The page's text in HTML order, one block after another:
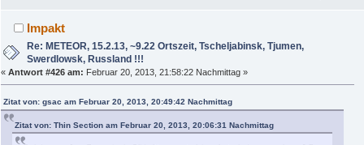
Impakt
Re: METEOR, 15.2.13, ~9.22 Ortszeit, Tscheljabinsk, Tjumen,
Swerdlowsk, Russland !!!
« Antwort #426 am: Februar 20, 2013, 21:58:22 Nachmittag »
Zitat von: gsac am Februar 20, 2013, 20:49:42 Nachmittag
Zitat von: Thin Section am Februar 20, 2013, 20:06:31 Nachmittag